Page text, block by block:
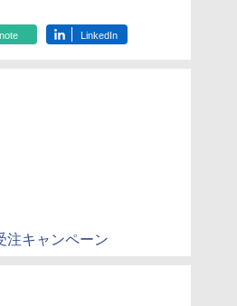
note LinkedIn
注キャンペーン